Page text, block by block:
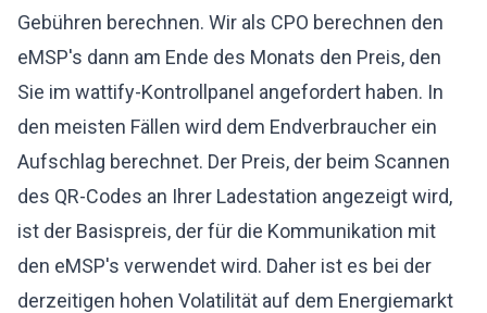
Gebühren berechnen. Wir als CPO berechnen den
eMSP's dann am Ende des Monats den Preis, den
Sie im wattify-Kontrollpanel angefordert haben. In
den meisten Fällen wird dem Endverbraucher ein
Aufschlag berechnet. Der Preis, der beim Scannen
des QR-Codes an Ihrer Ladestation angezeigt wird,
ist der Basispreis, der für die Kommunikation mit
den eMSP's verwendet wird. Daher ist es bei der
derzeitigen hohen Volatilität auf dem Energiemarkt